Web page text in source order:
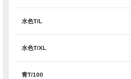
水色T/L
水色T/XL
青T/100